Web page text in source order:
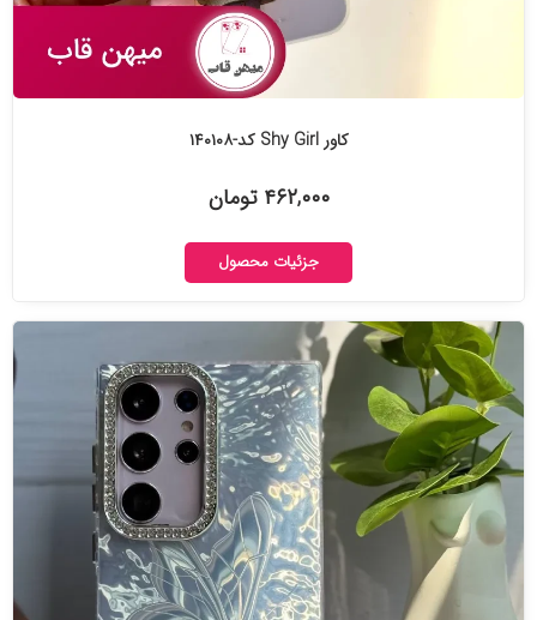
کاور Shy Girl کد-۱۴۰۱۰۸
۴۶۲,۰۰۰ تومان
جزئیات محصول